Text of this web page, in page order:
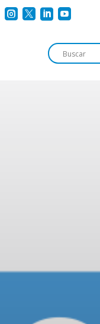
   